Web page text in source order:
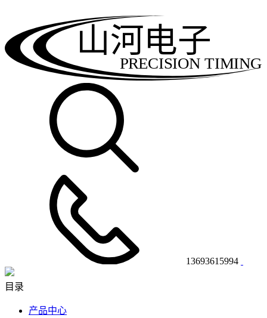
PRECISION TIMING
山河电子
13693615994
目录
产品中心